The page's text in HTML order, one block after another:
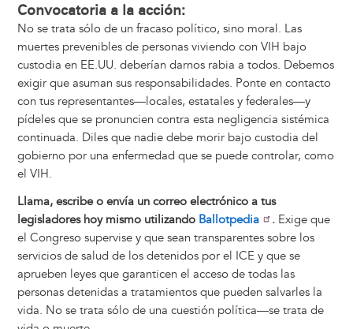
Convocatoria a la acción:
No se trata sólo de un fracaso político, sino moral. Las
muertes prevenibles de personas viviendo con VIH bajo
custodia en EE.UU. deberían darnos rabia a todos. Debemos
exigir que asuman sus responsabilidades. Ponte en contacto
con tus representantes—locales, estatales y federales—y
pídeles que se pronuncien contra esta negligencia sistémica
continuada. Diles que nadie debe morir bajo custodia del
gobierno por una enfermedad que se puede controlar, como
el VIH.
Llama, escribe o envía un correo electrónico a tus
legisladores hoy mismo utilizando Ballotpedia .Exige que
el Congreso supervise y que sean transparentes sobre los
servicios de salud de los detenidos por el ICE y que se
aprueben leyes que garanticen el acceso de todas las
personas detenidas a tratamientos que pueden salvarles la
vida. No se trata sólo de una cuestión política—se trata de